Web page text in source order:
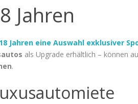
Jahren
Jahren eine Auswahl exklusiver
als Upgrade erhältlich – können
.